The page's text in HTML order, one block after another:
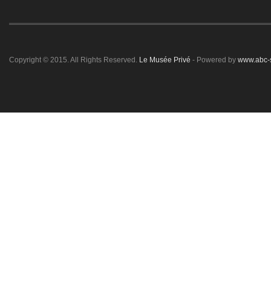
Copyright © 2015. All Rights Reserved. Le Musée Privé - Powered by